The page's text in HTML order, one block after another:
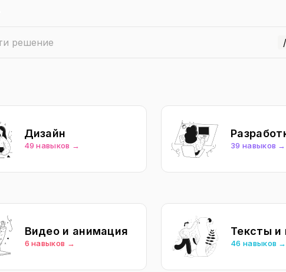
/
Дизайн
49 навыков → 39 навыков →
Видео и анимация
6 навыков →
Тексты и
46 навыков →